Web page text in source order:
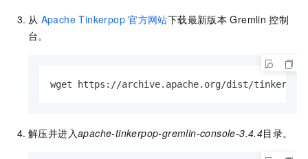
从 Apache Tinkerpop 官方网站下载最新版本 Gremlin 控制
台。
wget https://archive.apache.org/dist/
解压并进入apache-tinkerpop-gremlin-console-3.4.4目录。